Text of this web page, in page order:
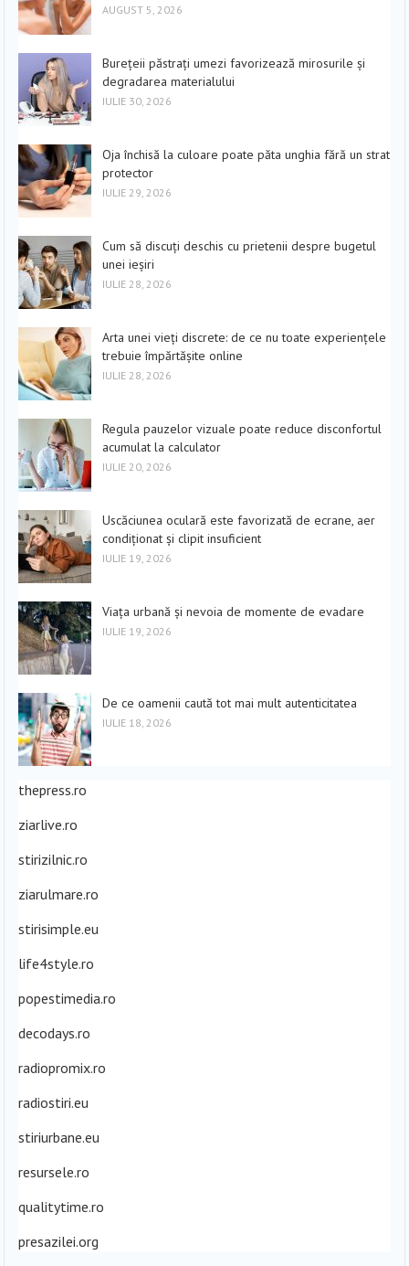
AUGUST 5, 2026
Burețeii păstrați umezi favorizează mirosurile și
degradarea materialului
IULIE 30, 2026
Oja închisă la culoare poate păta unghia fără un strat
protector
IULIE 29, 2026
Cum să discuți deschis cu prietenii despre bugetul
unei ieșiri
IULIE 28, 2026
Arta unei vieți discrete: de ce nu toate experiențele
trebuie împărtășite online
IULIE 28, 2026
Regula pauzelor vizuale poate reduce disconfortul
acumulat la calculator
IULIE 20, 2026
Uscăciunea oculară este favorizată de ecrane, aer
condiționat și clipit insuficient
IULIE 19, 2026
Viața urbană și nevoia de momente de evadare
IULIE 19, 2026
De ce oamenii caută tot mai mult autenticitatea
IULIE 18, 2026
thepress.ro
ziarlive.ro
stirizilnic.ro
ziarulmare.ro
stirisimple.eu
life4style.ro
popestimedia.ro
decodays.ro
radiopromix.ro
radiostiri.eu
stiriurbane.eu
resursele.ro
qualitytime.ro
presazilei.org